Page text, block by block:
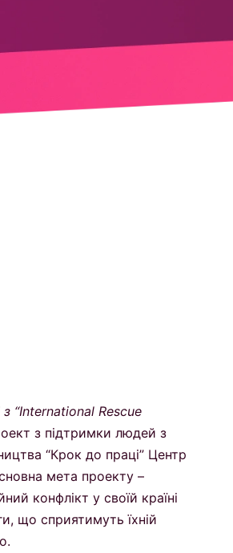
“International Rescue
з підтримки людей з
“Крок до праці” Центр
мета проекту –
конфлікт у своїй країні
що сприятимуть їхній